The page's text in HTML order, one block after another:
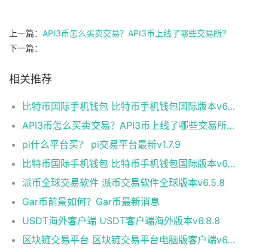
上一篇： API3币怎么买卖交易？API3币上线了哪些交易所？
下一篇：
相关推荐
比特币国际手机钱包 比特币手机钱包国际版本v6.1.8
API3币怎么买卖交易？API3币上线了哪些交易所？
pi什么平台买？ pi交易平台最新v1.7.9
比特币国际手机钱包 比特币手机钱包国际版本v6.1.8
派币全球交易软件 派币交易软件全球版本v6.5.8
Gar币前景如何？Gar币最新消息
USDT海外客户端 USDT客户端海外版本v6.8.8
区块链交易平台 区块链交易平台电脑版客户端v6.0.9